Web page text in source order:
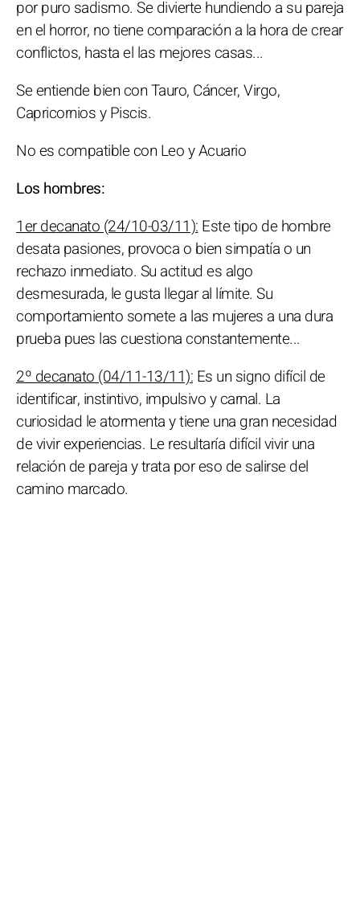
por puro sadismo. Se divierte hundiendo a su pareja
en el horror, no tiene comparación a la hora de crear
conflictos, hasta el las mejores casas...
Se entiende bien con Tauro, Cáncer, Virgo,
Capricornios y Piscis.
No es compatible con Leo y Acuario
Los hombres:
1er decanato (24/10-03/11): Este tipo de hombre
desata pasiones, provoca o bien simpatía o un
rechazo inmediato. Su actitud es algo
desmesurada, le gusta llegar al límite. Su
comportamiento somete a las mujeres a una dura
prueba pues las cuestiona constantemente...
2º decanato (04/11-13/11): Es un signo difícil de
identificar, instintivo, impulsivo y carnal. La
curiosidad le atormenta y tiene una gran necesidad
de vivir experiencias. Le resultaría difícil vivir una
relación de pareja y trata por eso de salirse del
camino marcado.